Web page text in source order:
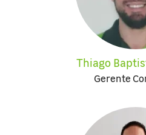
Thiago
Gerente